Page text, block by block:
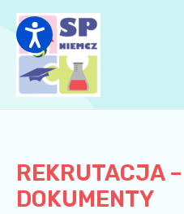
content
REKRUTACJA
DOKUMENTY
navigation